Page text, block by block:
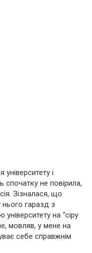
і
спочатку не повірила,
Зізналася, що
нього гаразд з
на “сіру
мовляв, у мене на
себе справжнім